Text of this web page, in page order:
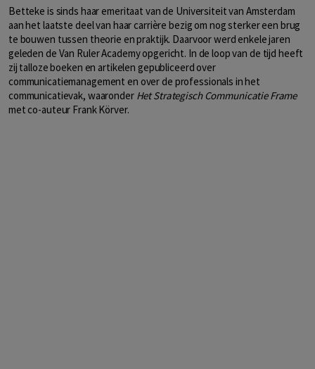
Betteke is sinds haar emeritaat van de Universiteit van Amsterdam
aan het laatste deel van haar carrière bezig om nog sterker een brug
te bouwen tussen theorie en praktijk. Daarvoor werd enkele jaren
geleden de Van Ruler Academy opgericht. In de loop van de tijd heeft
zij talloze boeken en artikelen gepubliceerd over
communicatiemanagement en over de professionals in het
communicatievak, waaronder Het Strategisch CommunicatieFrame
met co-auteur Frank Körver.